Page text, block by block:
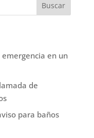
Buscar
en un
de
para baños